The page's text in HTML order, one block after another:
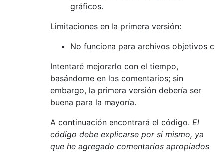
gráficos.
Limitaciones en la primera versión:
No funciona para archivos objetivos c
Intentaré mejorarlo con el tiempo,
basándome en los comentarios; sin
embargo, la primera versión debería ser
buena para la mayoría.
A continuación encontrará el código. El
código debe explicarse por sí mismo, ya
que he agregado comentarios apropiados